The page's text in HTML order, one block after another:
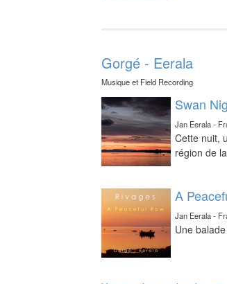
Gorgé - Eerala
Musique et Field Recording
Swan
Jan Eerala -
Cette nuit,
région de
A
Jan Eerala -
Une